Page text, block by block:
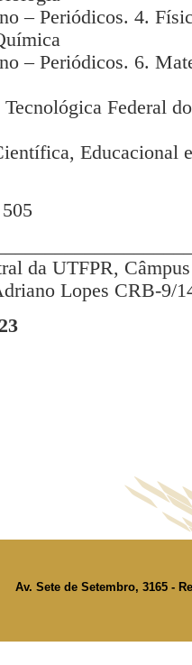
– Periódicos. 4.
– Periódicos. 6.
Federal
Educacional
da UTFPR,
Lopes CRB-9/
Av. Sete de Setembro, 3165 -